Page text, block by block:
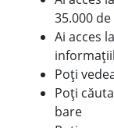
35.000
Ai acces
Poți
Poți
bare